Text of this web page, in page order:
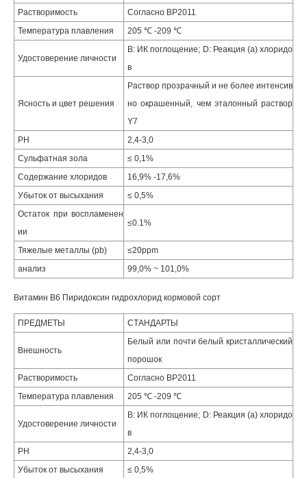
Растворимость
Согласно BP2011
Температура плавления
205 ℃ -209 ℃
Удостоверение личности
B: ИК поглощение; D: Реакция (а) хлоридо
в
Ясность и цвет решения
Раствор прозрачный и не более интенсив
но окрашенный, чем эталонный раствор
Y7
PH
2,4-3,0
Сульфатная зола
≤ 0,1%
Содержание хлоридов
16,9% -17,6%
Убыток от высыхания
≤ 0,5%
Остаток при воспламенен
ии
≤0.1%
Тяжелые металлы (pb)
≤20ppm
анализ
99,0% ~ 101,0%
Витамин B6 Пиридоксин гидрохлорид кормовой сорт
ПРЕДМЕТЫ СТАНДАРТЫ
Внешность
Белый или почти белый кристаллический
порошок
Растворимость
Согласно BP2011
Температура плавления
205 ℃ -209 ℃
Удостоверение личности
B: ИК поглощение; D: Реакция (а) хлоридо
в
PH
2,4-3,0
Убыток от высыхания
≤ 0,5%